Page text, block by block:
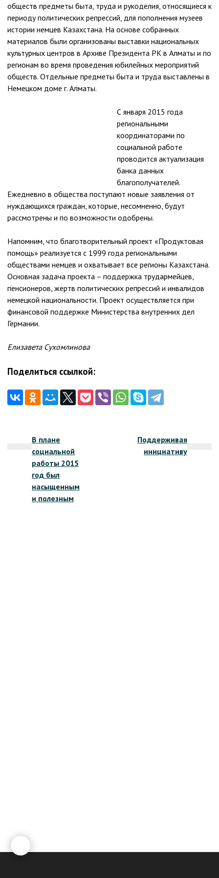
обществ предметы быта, труда и рукоделия, относящиеся к
периоду политических репрессий, для пополнения музеев
истории немцев Казахстана. На основе собранных
материалов были организованы выставки национальных
культурных центров в Архиве Президента РК в Алматы и по
регионам во время проведения юбилейных мероприятий
обществ. Отдельные предметы быта и труда выставлены в
Немецком доме г. Алматы.
С января 2015 года
региональными
координаторами по
социальной работе
проводится актуализация
банка данных
благополучателей.
Ежедневно в общества поступают новые заявления от
нуждающихся граждан, которые, несомненно, будут
рассмотрены и по возможности одобрены.
Напомним, что благотворительный проект «Продуктовая
помощь» реализуется с 1999 года региональными
обществами немцев и охватывает все регионы Казахстана.
Основная задача проекта – поддержка трудармейцев,
пенсионеров, жертв политических репрессий и инвалидов
немецкой национальности. Проект осуществляется при
финансовой поддержке Министерства внутренних дел
Германии.
Елизавета Сухомлинова
Поделиться ссылкой:
записям
В плане
социальной
работы 2015
год был
насыщенным
и полезным
Поддерживая
инициативу